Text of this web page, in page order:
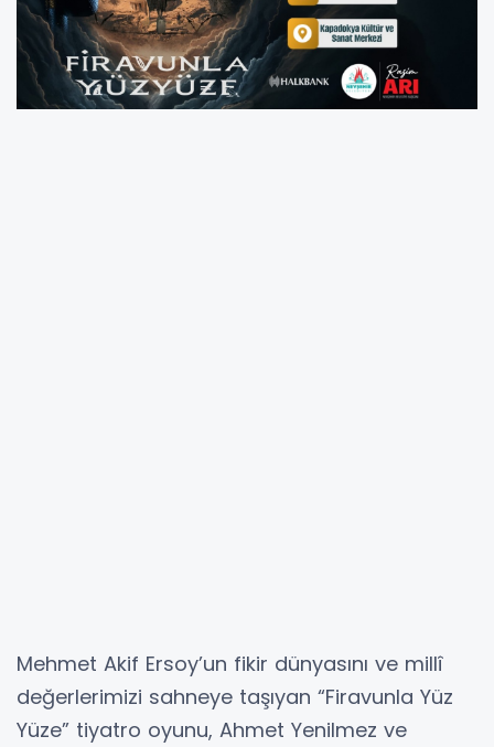
Mehmet Akif Ersoy’un fikir dünyasını ve millî
değerlerimizi sahneye taşıyan “Firavunla Yüz
Yüze” tiyatro oyunu, Ahmet Yenilmez ve